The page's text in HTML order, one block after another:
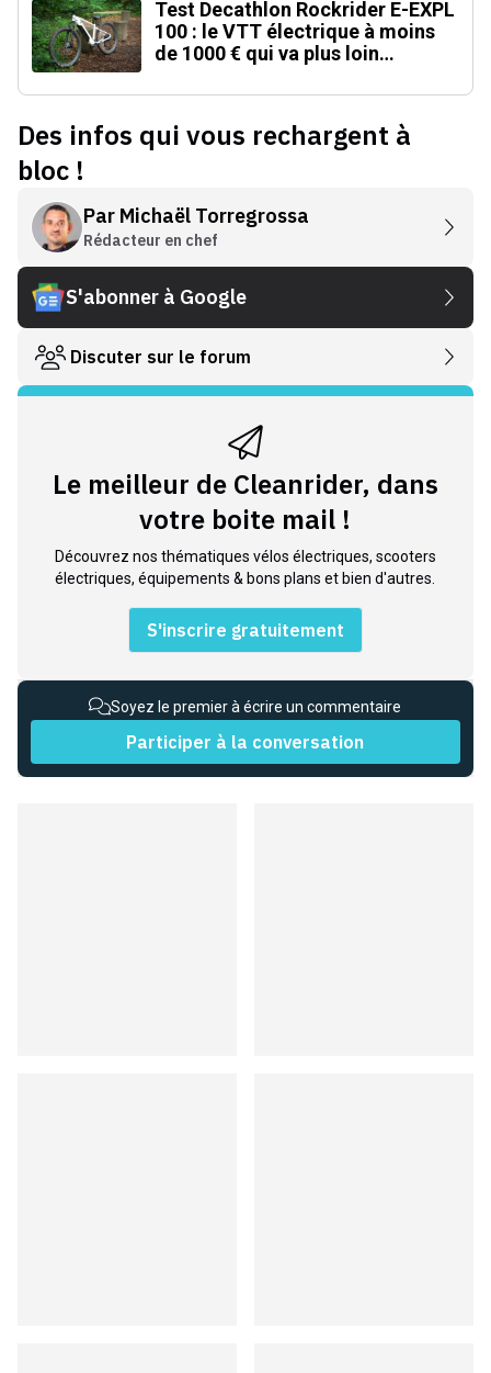
Test Decathlon Rockrider E-EXPL
100 : le VTT électrique à moins
de 1000 € qui va plus loin
Des infos qui vous rechargent à
bloc !
Par Michaël Torregrossa
Rédacteur en chef
S'abonner à Google
Discuter sur le forum
Le meilleur de Cleanrider, dans
votre boite mail !
Découvrez nos thématiques vélos électriques, scooters
électriques, équipements & bons plans et bien d'autres.
S'inscrire gratuitement
Soyez le premier à écrire un commentaire
Participer à la conversation